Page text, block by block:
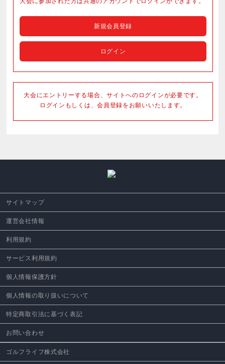
新規会員登録
ログイン
大会にエントリーする場合、サイトへのログインが必要です。
ログインもしくは、会員登録をお願いいたします。
サイトマップ
運営会社情報
利用規約
サービス利用規約
個人情報保護方針
個人情報の取り扱いについて
特定商取引法に基づく表記
お問い合わせ
ゴルフライフ株式会社